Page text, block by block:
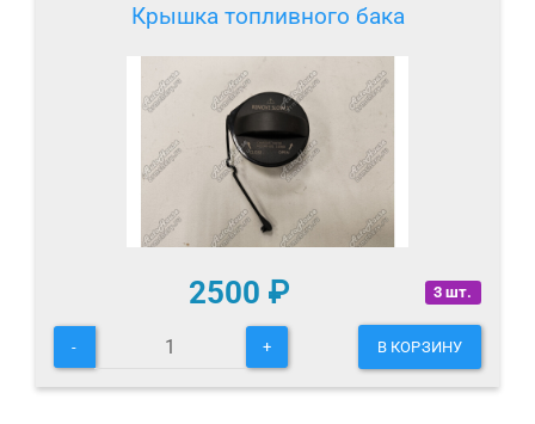
Крышка топливного бака
3 шт.
2500 ₽
- + В КОРЗИНУ